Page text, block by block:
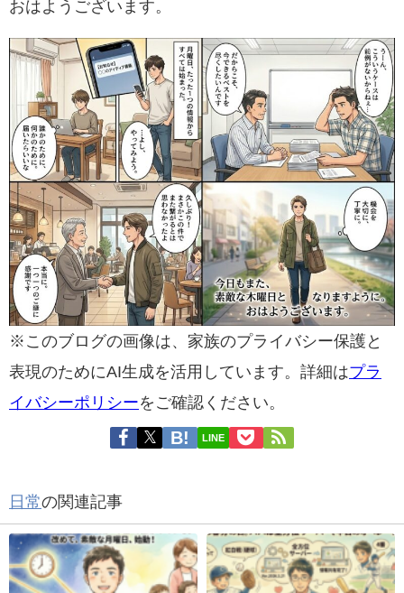
おはようございます。
※このブログの画像は、家族のプライバシー保護と
表現のためにAI生成を活用しています。詳細はプラ
イバシーポリシーをご確認ください。
LINE
日常の関連記事